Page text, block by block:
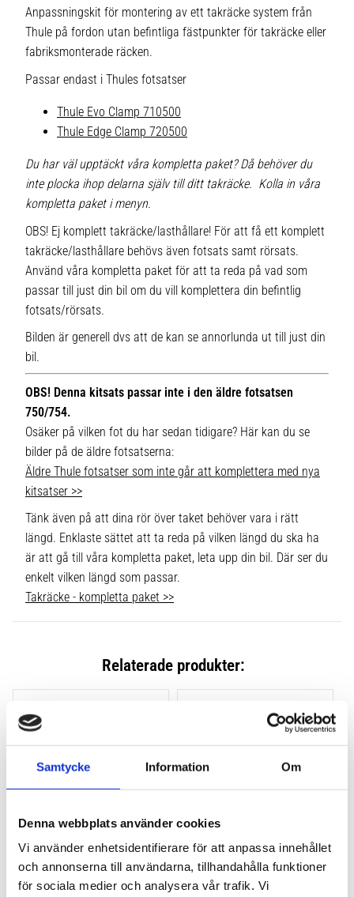
Samtycke Information Om
Denna webbplats använder cookies
Vi använder enhetsidentifierare för att anpassa innehållet
och annonserna till användarna, tillhandahålla funktioner
för sociala medier och analysera vår trafik. Vi
Anpassningskit för montering av ett takräcke system från
Thule på fordon utan befintliga fästpunkter för takräcke eller
fabriksmonterade räcken.
Passar endast i Thules fotsatser
Thule Evo Clamp 710500
Thule Edge Clamp 720500
Du har väl upptäckt våra kompletta paket? Då behöver du
inte plocka ihop delarna själv till ditt takräcke. Kolla in våra
kompletta paket i menyn.
OBS! Ej komplett takräcke/lasthållare! För att få ett komplett
takräcke/lasthållare behövs även fotsats samt rörsats.
Använd våra kompletta paket för att ta reda på vad som
passar till just din bil om du vill komplettera din befintlig
fotsats/rörsats.
Bilden är generell dvs att de kan se annorlunda ut till just din
bil.
OBS! Denna kitsats passar inte i den äldre fotsatsen
750/754.
Osäker på vilken fot du har sedan tidigare? Här kan du se
bilder på de äldre fotsatserna:
Äldre Thule fotsatser som inte går att komplettera med nya
kitsatser >>
Tänk även på att dina rör över taket behöver vara i rätt
längd. Enklaste sättet att ta reda på vilken längd du ska ha
är att gå till våra kompletta paket, leta upp din bil. Där ser du
enkelt vilken längd som passar.
Takräcke - kompletta paket >>
Relaterade produkter:
THULE CLAMP EVO 4-
PACK 710500
THULE CLAMP EDGE 4-
PACK 720500
Lägg